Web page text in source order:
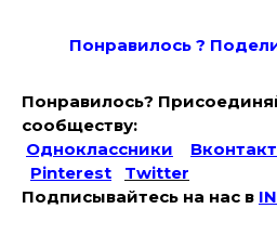
Понравилось ? Поде
Понравилось?
сообществу:
Одноклассники
Pinterest
Twitter
Подписывайтесь на наc в